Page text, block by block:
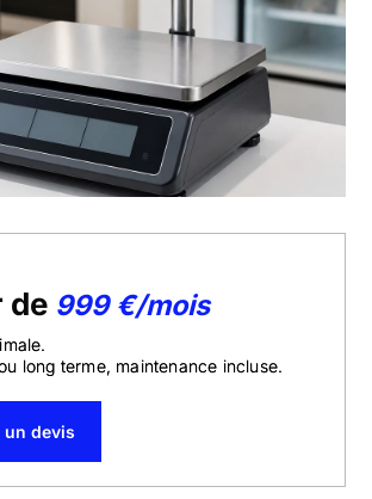
de 999 €/mois
long terme, maintenance incluse.
un devis